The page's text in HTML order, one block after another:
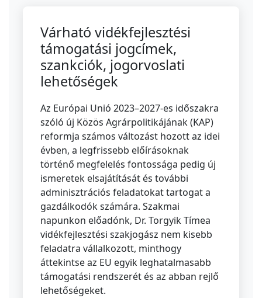
Várható vidékfejlesztési
támogatási jogcímek,
szankciók, jogorvoslati
lehetőségek
Az Európai Unió 2023–2027-es időszakra
szóló új Közös Agrárpolitikájának (KAP)
reformja számos változást hozott az idei
évben, a legfrissebb előírásoknak
történő megfelelés fontossága pedig új
ismeretek elsajátítását és további
adminisztrációs feladatokat tartogat a
gazdálkodók számára. Szakmai
napunkon előadónk, Dr. Torgyik Tímea
vidékfejlesztési szakjogász nem kisebb
feladatra vállalkozott, minthogy
áttekintse az EU egyik leghatalmasabb
támogatási rendszerét és az abban rejlő
lehetőségeket.